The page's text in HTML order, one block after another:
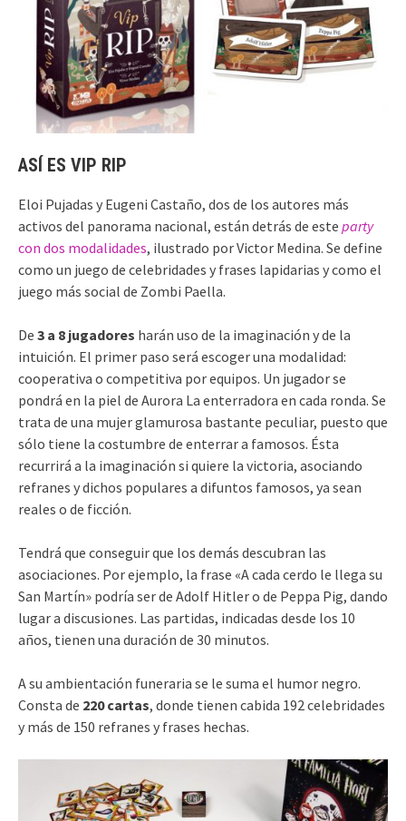
ASÍ ES VIP RIP
Eloi Pujadas y Eugeni Castaño, dos de los autores más
activos del panorama nacional, están detrás de este party
con dos modalidades, ilustrado por Victor Medina. Se define
como un juego de celebridades y frases lapidarias y como el
juego más social de Zombi Paella.
De 3 a 8 jugadores harán uso de la imaginación y de la
intuición. El primer paso será escoger una modalidad:
cooperativa o competitiva por equipos. Un jugador se
pondrá en la piel de Aurora La enterradora en cada ronda. Se
trata de una mujer glamurosa bastante peculiar, puesto que
sólo tiene la costumbre de enterrar a famosos. Ésta
recurrirá a la imaginación si quiere la victoria, asociando
refranes y dichos populares a difuntos famosos, ya sean
reales o de ficción.
Tendrá que conseguir que los demás descubran las
asociaciones. Por ejemplo, la frase «A cada cerdo le llega su
San Martín» podría ser de Adolf Hitler o de Peppa Pig, dando
lugar a discusiones. Las partidas, indicadas desde los 10
años, tienen una duración de 30 minutos.
A su ambientación funeraria se le suma el humor negro.
Consta de 220 cartas, donde tienen cabida 192 celebridades
y más de 150 refranes y frases hechas.